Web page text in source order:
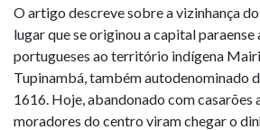
O artigo descreve sobre a vizinhança
lugar que se originou a capital paraense
portugueses ao território indígena
Tupinambá, também autodenominado
1616. Hoje, abandonado com casarões
moradores do centro viram chegar o